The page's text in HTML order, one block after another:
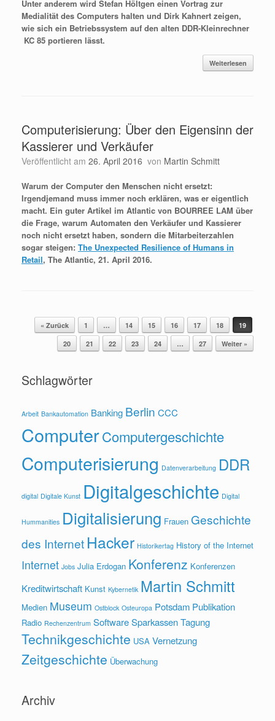
Unter anderem wird Stefan Höltgen einen Vortrag zur
Medialität des Computers halten und Dirk Kahnert zeigen,
wie sich ein Betriebssystem auf den alten DDR-Kleinrechner
KC 85 portieren lässt.
Weiterlesen
Computerisierung: Über den Eigensinn der
Kassierer und Verkäufer
Veröffentlicht am 26. April 2016 von Martin Schmitt
Warum der Computer den Menschen nicht ersetzt:
Irgendjemand muss immer noch erklären, was er eigentlich
macht. Ein guter Artikel im Atlantic von BOURREE LAM über
die Frage, warum Automaten den Verkäufer und Kassierer
noch nicht ersetzt haben, sondern die Mitarbeiterzahlen
sogar steigen: The Unexpected Resilience of Humans in
Retail, The Atlantic, 21. April 2016.
Beitragsnavigation
« Zurück 1 … 14 15 16 17 18
19
20
21 22 23 24 … 27 Weiter »
Schlagwörter
Arbeit Bankautomation Banking Berlin CCC
ComputerComputergeschichte
Computerisierung Datenverarbeitung DDR
digital Digitale Kunst Digitalgeschichte Digital
Hummanities Digitalisierung Frauen Geschichte
des Internet Hacker Historikertag History of the Internet
Internet Jobs Julia Erdogan Konferenz Konferenzen
Kreditwirtschaft Kunst Kybernetik Martin Schmitt
Medien Museum Ostblock Osteuropa Potsdam Publikation
Radio Rechenzentrum SoftwareSparkassenTagung
Technikgeschichte USA Vernetzung
Zeitgeschichte Überwachung
Archiv